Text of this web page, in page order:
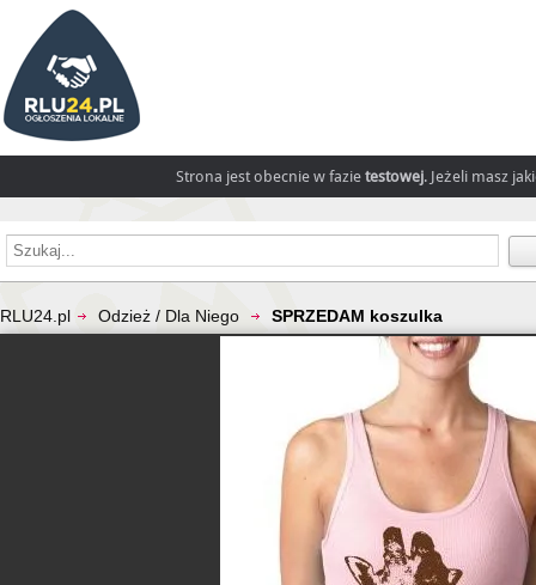
Strona jest obecnie w fazie testowej. Jeżeli masz
RLU24.pl Odzież / Dla Niego SPRZEDAM koszulka